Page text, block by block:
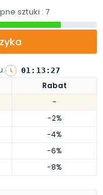
Rabat
-
-2%
-4%
-6%
-8%
sztuki : 7
: 01: 13 :26